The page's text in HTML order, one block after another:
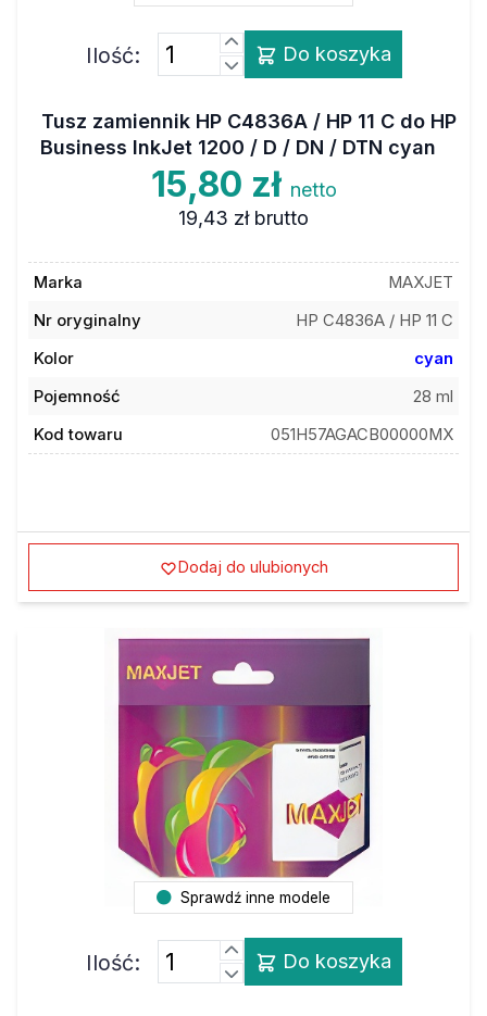
Ilość: Do koszyka
Tusz zamiennik HP C4836A / HP 11 C do HP
Business InkJet 1200 / D / DN / DTN cyan
15,80 zł netto
19,43 zł brutto
Marka
MAXJET
Nr oryginalny
HP C4836A / HP 11 C
Kolor
cyan
Pojemność
28 ml
Kod towaru
051H57AGACB00000MX
Dodaj do ulubionych
Sprawdź inne modele
Ilość: Do koszyka